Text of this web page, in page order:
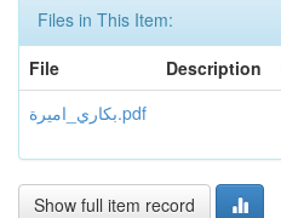
Files in This Item:
File
Description
بكاري_اميرة.pdf
Show full item record